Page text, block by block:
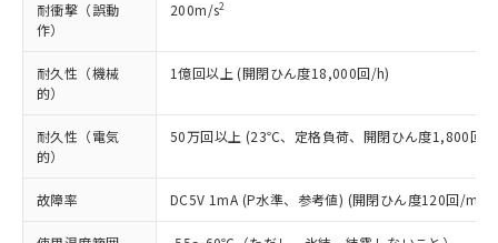
耐衝撃（誤動
作）
200m/s2
耐久性（機械
的）
1億回以上 (開閉ひん度18,000回/h)
耐久性（電気
的）
50万回以上 (23℃、定格負荷、開閉ひん度1,800回/
故障率 DC5V 1mA (P水準、参考値) (開閉ひん度120回/min)
オムロン制御機器販売店や当社販売拠
点は「販売ネットワーク
」をご確認
在庫状況および標準価格結果を当社の
事前の承諾なく第三者に漏洩または開
マイパーツ機能（部品リスト作成サー
ビス）をご利用いただくには、I-Web
メンバーズにご登録されている必要が
但し、RoHS指令で産業用監視および制御機器に対する
フタル酸エステル類の４物質については閾値を超える意
図的な使用がないことを確認しています。
※2 対応予定月
部品在庫の切り替え状況などにより、予定
月が前後することがあります。
ル) : 1000ppm、
DEHP(フタル酸ビス(2-エチルヘキシル)) : 1000ppm
※2 環境保護使用期限
「ｅ」：有害物質（10物質）のすべてが基
「10」：通常の使用状況下において有害物
質が外部に漏えいし、環境に深刻な影響を
及ぼさない年数を意味します。
当社は貴社製品を、核兵器、ミサイ
武器並びにこれらの製造装置等に一切
当社は、貴社製品を第三者に販売する
場合は、上記1、2および3の内容を当
販売先および販売に係わる関係者が違
法に輸出するおそれがある場合は、取
在庫なし(最新の在庫状況につ
いては、お客様のお取引先、ま
機器販売店・当社販売員にご確
認ください)
受注生産機種、また在庫状況の
情報を公開していない機種